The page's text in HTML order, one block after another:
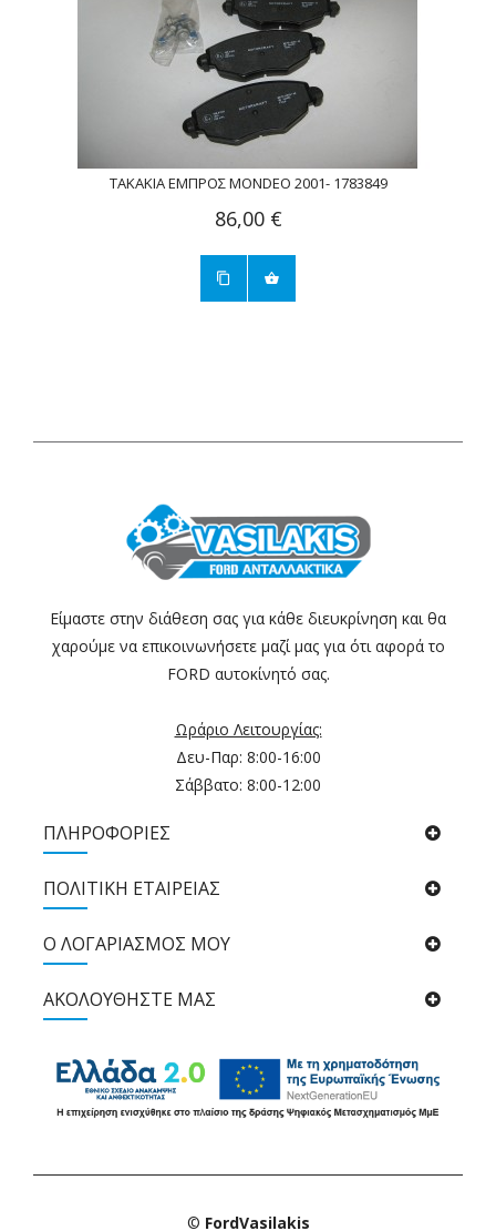
ΤΑΚΑΚΙΑ ΕΜΠΡΟΣ MONDEO 2001- 1783849
86,00 €
Είμαστε στην διάθεση σας για κάθε διευκρίνηση και θα
χαρούμε να επικοινωνήσετε μαζί μας για ότι αφορά το
FORD αυτοκίνητό σας.
Ωράριο Λειτουργίας:
Δευ-Παρ: 8:00-16:00
Σάββατο: 8:00-12:00
ΠΛΗΡΟΦΟΡΙΕΣ
ΠΟΛΙΤΙΚΉ ΕΤΑΙΡΕΊΑΣ
Ο ΛΟΓΑΡΙΑΣΜΟΣ ΜΟΥ
ΑΚΟΛΟΥΘΉΣΤΕ ΜΑΣ
© FordVasilakis